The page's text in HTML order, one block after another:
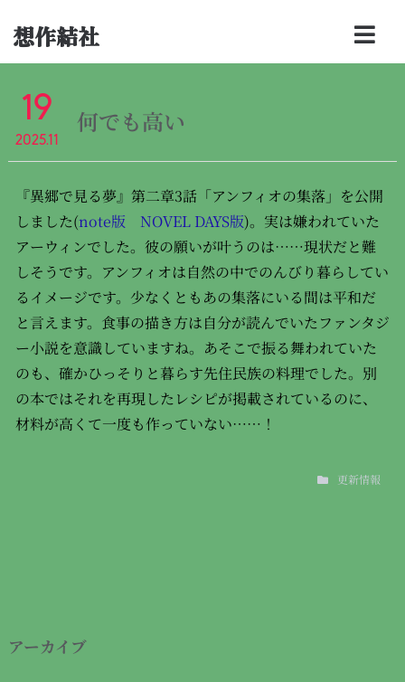
想作結社
19
2025.11
何でも高い
『異郷で見る夢』第二章3話「アンフィオの集落」を公開
しました(note版 NOVEL DAYS版)。実は嫌われていた
アーウィンでした。彼の願いが叶うのは……現状だと難
しそうです。アンフィオは自然の中でのんびり暮らしてい
るイメージです。少なくともあの集落にいる間は平和だ
と言えます。食事の描き方は自分が読んでいたファンタジ
ー小説を意識していますね。あそこで振る舞われていた
のも、確かひっそりと暮らす先住民族の料理でした。別
の本ではそれを再現したレシピが掲載されているのに、
材料が高くて一度も作っていない……！
更新情報
アーカイブ